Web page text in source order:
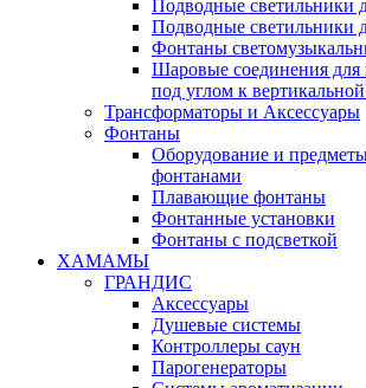
Подводные светильники
Подводные светильники
Фонтаны
Шаровые соединения для
под углом к
Трансформаторы и Аксессуары
Фонтаны
Оборудование и предметы
фонтанами
Плавающие фонтаны
Фонтанные установки
Фонтаны с подсветкой
ХАМАМЫ
ГРАНДИС
Аксессуары
Душевые системы
Контроллеры саун
Парогенераторы